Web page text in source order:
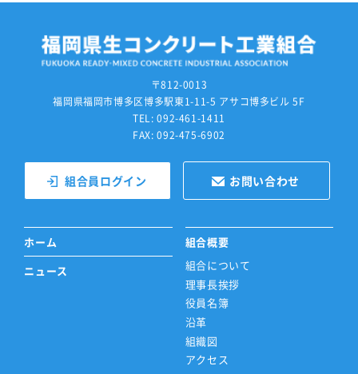
〒812-0013
福岡県福岡市博多区博多駅東1-11-5 アサコ博多ビル 5F
TEL: 092-461-1411
FAX: 092-475-6902
組合員ログイン お問い合わせ
ホーム
ニュース
組合概要
組合について
理事長挨拶
役員名簿
沿革
組織図
アクセス